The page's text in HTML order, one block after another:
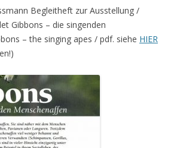
Begleitheft zur Ausstellung /
Gibbons – die singenden
– the singing apes / pdf. siehe HIER